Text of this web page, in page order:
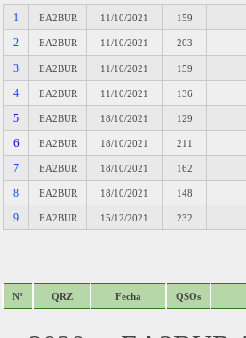
1 EA2BUR 11/10/2021 159
2 EA2BUR 11/10/2021 203
3 EA2BUR 11/10/2021 159
4 EA2BUR 11/10/2021 136
5 EA2BUR 18/10/2021 129
6 EA2BUR 18/10/2021 211
7 EA2BUR 18/10/2021 162
8 EA2BUR 18/10/2021 148
9 EA2BUR 15/12/2021 232
Nº QRZ Fecha QSOs